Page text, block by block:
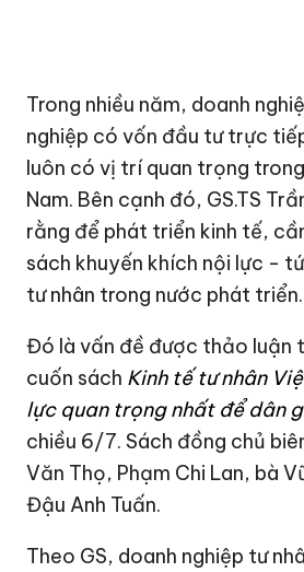
Trong nhiều năm, doanh
nghiệp có vốn đầu tư trực
luôn có vị trí quan trọng
Nam. Bên cạnh đó, GS.TS
rằng để phát triển kinh tế,
sách khuyến khích nội lực -
tư nhân trong nước phát triển.
Đó là vấn đề được thảo luận
cuốn sách Kinh tế tư nhân
lực quan trọng nhất để dân
chiều 6/7. Sách đồng chủ
Văn Thọ, Phạm Chi Lan, bà
Đậu Anh Tuấn.
Theo GS, doanh nghiệp tư